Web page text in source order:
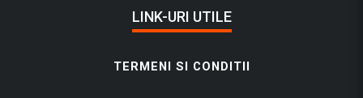
LINK-URI UTILE
TERMENI SI CONDITII